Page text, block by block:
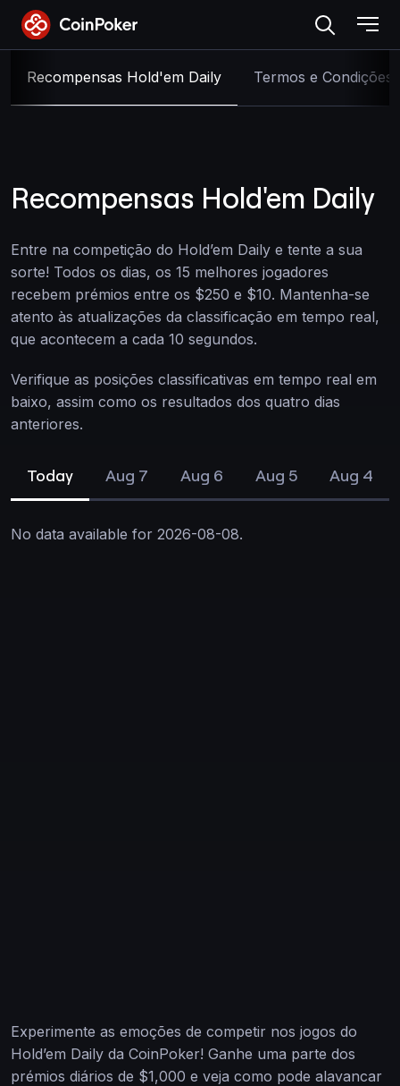
Skip
the
contentRecompensas Hold'em Daily Termos e Condições
Recompensas Hold'em Daily
Entre na competição do Hold’em Daily e tente a sua
sorte! Todos os dias, os 15 melhores jogadores
recebem prémios entre os $250 e $10. Mantenha-se
atento às atualizações da classificação em tempo real,
que acontecem a cada 10 segundos.
Verifique as posições classificativas em tempo real em
baixo, assim como os resultados dos quatro dias
anteriores.
Today Aug 7 Aug 6 Aug 5 Aug 4
No data available for 2026-08-08.
Experimente as emoções de competir nos jogos do
Hold’em Daily da CoinPoker! Ganhe uma parte dos
prémios diários de $1,000 e veja como pode alavancar